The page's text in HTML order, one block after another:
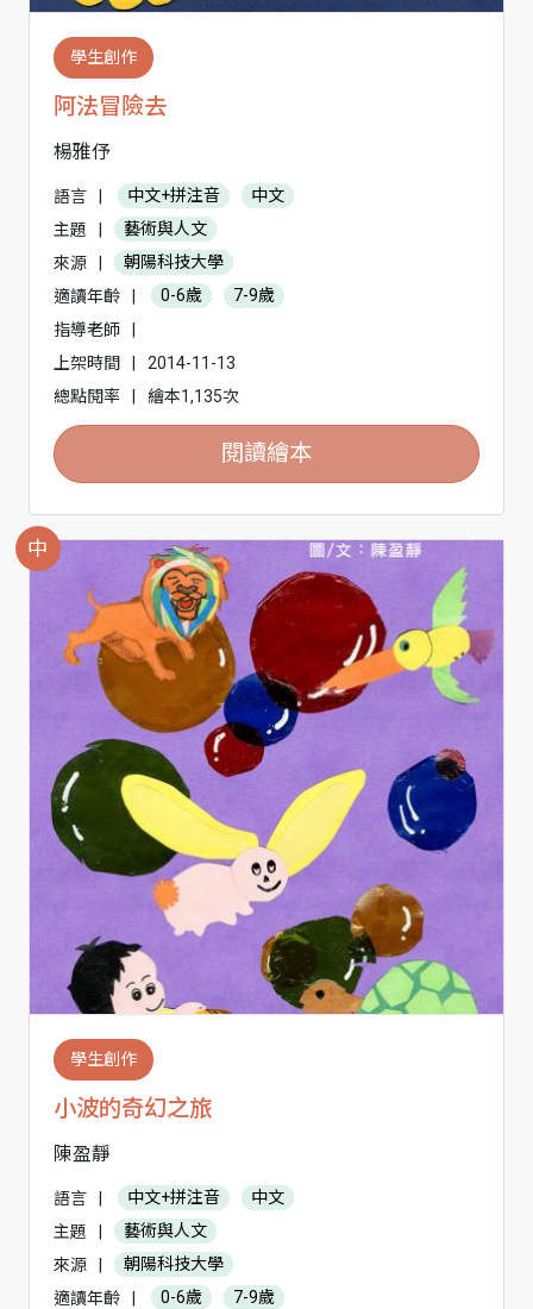
學生創作
阿法冒險去
楊雅伃
語言 | 中文+拼注音
中文
主題
|
藝術與人文
來源
|
朝陽科技大學
適讀年齡
| 0-6歲
7-9歲
指導老師
|
上架時間
|
2014-11-13
總點閱率
| 繪本1,135次
閱讀繪本
中
學生創作
小波的奇幻之旅
陳盈靜
語言 中文+拼注音
中文
主題
藝術與人文
來源
朝陽科技大學
適讀年齡
0-6歲
7-9歲